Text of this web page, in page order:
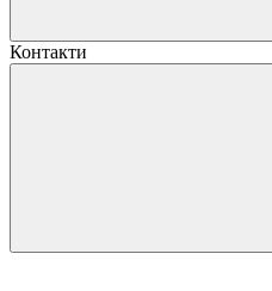
Контакти